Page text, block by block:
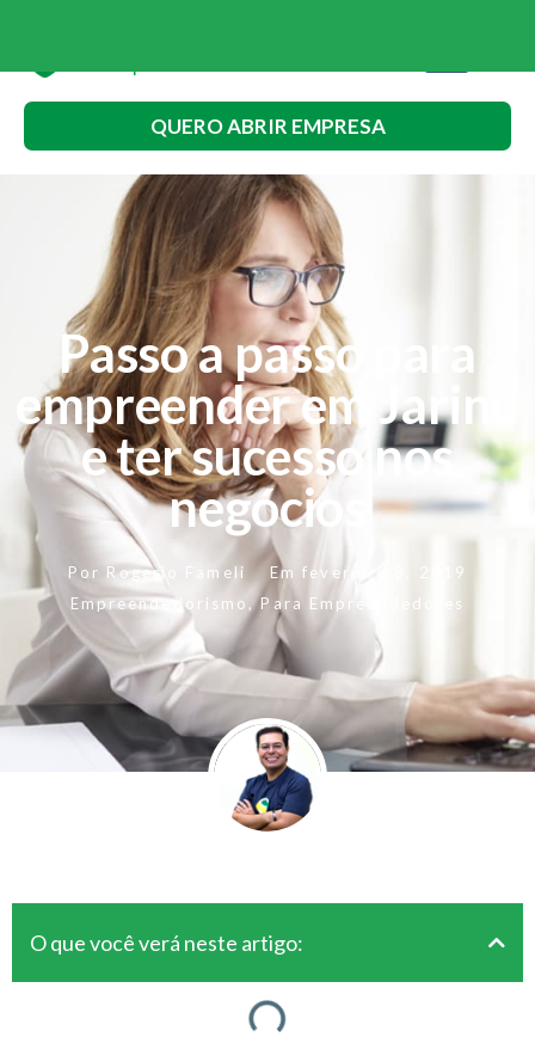
QUERO ABRIR EMPRESA
Passo a passo para
empreender em Jarinu
e ter sucesso nos
negócios
Por Rogerio Fameli Em fevereiro 8, 2019
Empreendedorismo ,Para Empreendedores
O que você verá neste artigo: